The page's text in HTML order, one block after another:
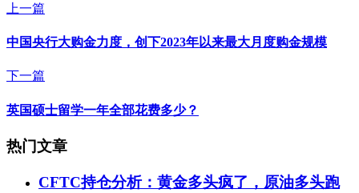
上一篇
中国央行大购金力度，创下2023年以来最大月度购金规模
下一篇
英国硕士留学一年全部花费多少？
热门文章
CFTC持仓分析：黄金多头疯了，原油多头跑